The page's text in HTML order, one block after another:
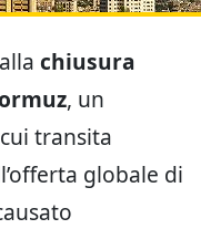
chiusura
, un
transita
globale di